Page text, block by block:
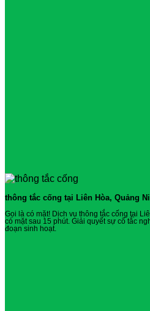
thông tắc cống tại Liên Hòa, Quảng
Gọi là có mặt! Dịch vụ thông tắc cống tại
có mặt sau 15 phút. Giải quyết sự cố tắc
đoạn sinh hoạt.